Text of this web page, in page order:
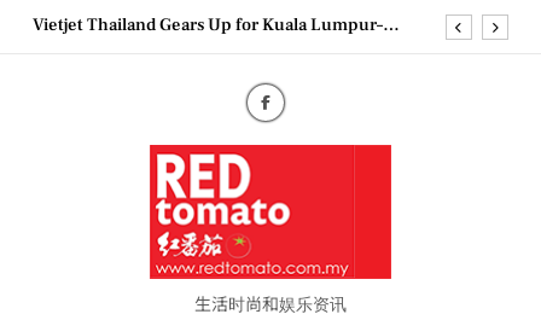
SkipVietjet Thailand Gears Up for Kuala Lumpur–
Couture Fashion Week Malaysia 2026– Press
MBEW 2026 Unites Global Stakeholders to Shape
the Future of Business Events
Vietjet Thailand Gears Up for Kuala Lumpur–
Bangkok Service Launch on9 October
Epson reinvents affordable printing with next-
generation EcoTank Series生活时尚和娱乐资讯